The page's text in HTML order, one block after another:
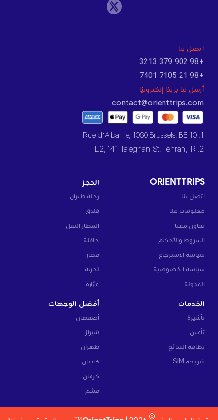
اتصل بنا
+98 902 379 3213
+98 21 7105 7401
أرسل لنا بريدًا إلكترونيًا
contact@orienttrips.com
1. 10 Rue d’Albanie, 1060 Brussels, BE
2. L2, 141 Taleghani St, Tehran, IR
ORIENTTRIPS
اتصل بنا
معلومات عنا
تعاون معنا
الشروط والأحكام
سياسة الاسترجاع
سياسة الخصوصية
المدونة
الحجز
رحلة طيران
فندق
المطار النقل
حافلة
قطار
تجربة
عبّارة
الخدمات
تأشيرة
تأمين
بطاقة السائح
شريحة SIM
أفضل الوجهات
أصفهان
شيراز
طهران
كاشان
كرمان
قشم